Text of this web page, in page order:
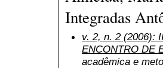
Integradas
v. 2, n. 2 (2006):
ENCONTRO DE
acadêmica e